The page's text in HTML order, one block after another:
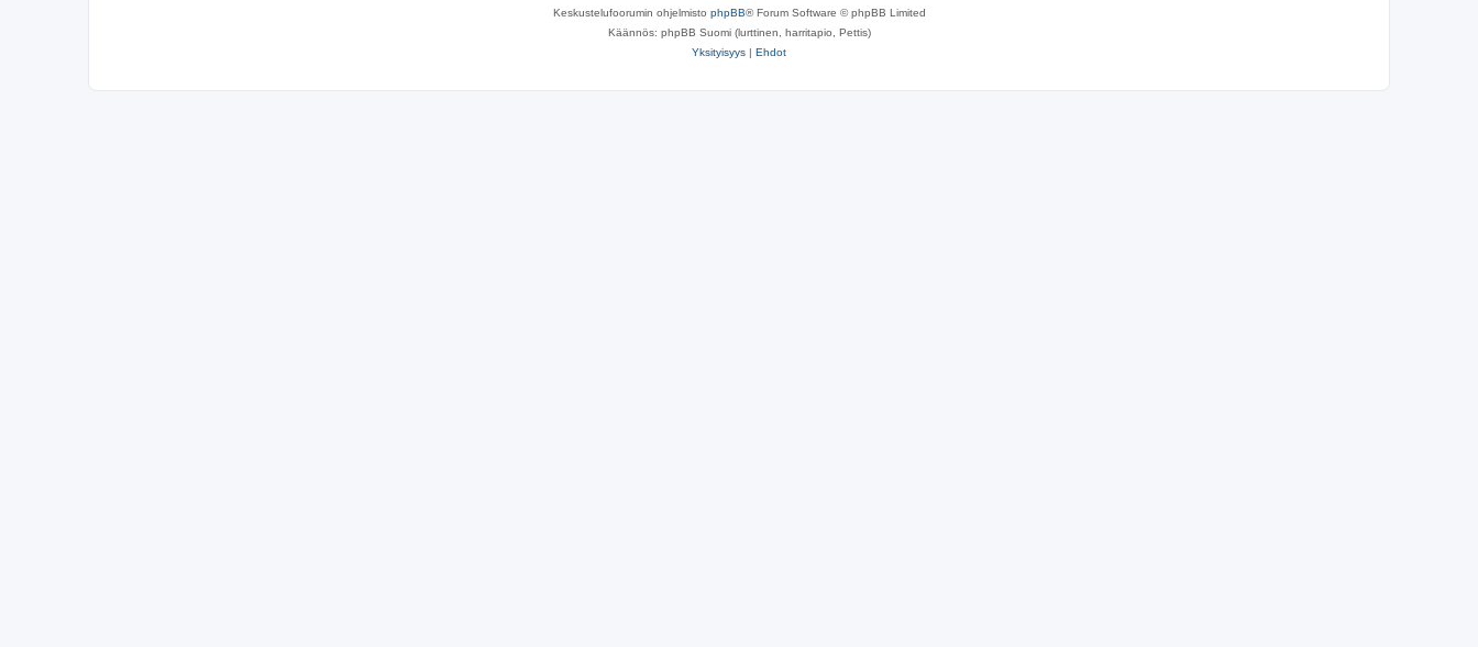
Keskustelufoorumin ohjelmisto phpBB® Forum Software © phpBB Limited
Käännös: phpBB Suomi (lurttinen, harritapio, Pettis)
Yksityisyys | Ehdot